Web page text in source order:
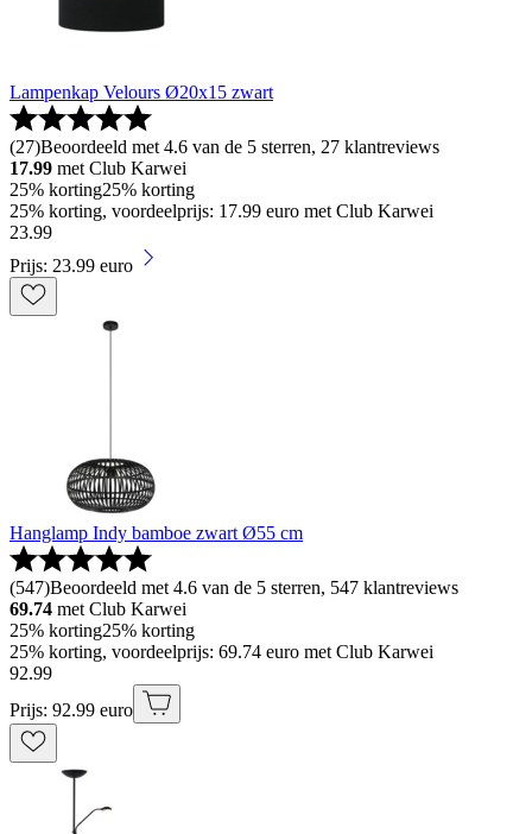
Lampenkap Velours Ø20x15 zwart
(27)Beoordeeld met 4.6 van de 5 sterren, 27 klantreviews
17.99 met Club Karwei
25% korting25% korting
25% korting, voordeelprijs: 17.99 euro met Club Karwei
23.99
Prijs: 23.99 euro
Hanglamp Indy bamboe zwart Ø55 cm
(547)Beoordeeld met 4.6 van de 5 sterren, 547 klantreviews
69.74 met Club Karwei
25% korting25% korting
25% korting, voordeelprijs: 69.74 euro met Club Karwei
92.99
Prijs: 92.99 euro